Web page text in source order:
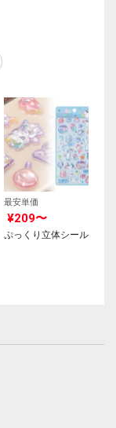
最安単価
¥209〜
ぷっくり立体シール